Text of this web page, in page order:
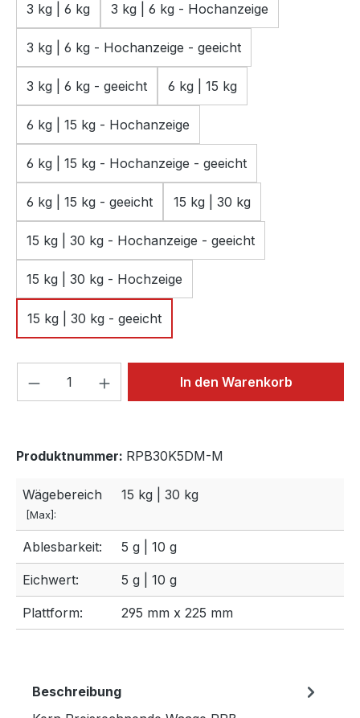
3 kg | 6 kg 3 kg | 6 kg - Hochanzeige
3 kg | 6 kg - Hochanzeige - geeicht
3 kg | 6 kg - geeicht 6 kg | 15 kg
6 kg | 15 kg - Hochanzeige
6 kg | 15 kg - Hochanzeige - geeicht
6 kg | 15 kg - geeicht 15 kg | 30 kg
15 kg | 30 kg - Hochanzeige - geeicht
15 kg | 30 kg - Hochzeige
15 kg | 30 kg - geeicht
Produkt Anzahl: Gib denIn den Warenkorb
Produktnummer: RPB30K5DM-M
Wägebereich
[Max]:
15 kg | 30 kg
Ablesbarkeit: 5 g | 10 g
Eichwert: 5 g | 10 g
Plattform: 295 mm x 225 mm
Beschreibung